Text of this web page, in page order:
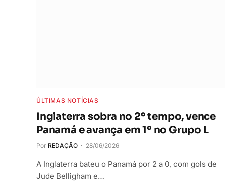
ÚLTIMAS NOTÍCIAS
Inglaterra sobra no 2º tempo, vence
Panamá e avança em 1º no Grupo L
Por REDAÇÃO 28/06/2026
A Inglaterra bateu o Panamá por 2 a 0, com gols de
Jude Belligham e…